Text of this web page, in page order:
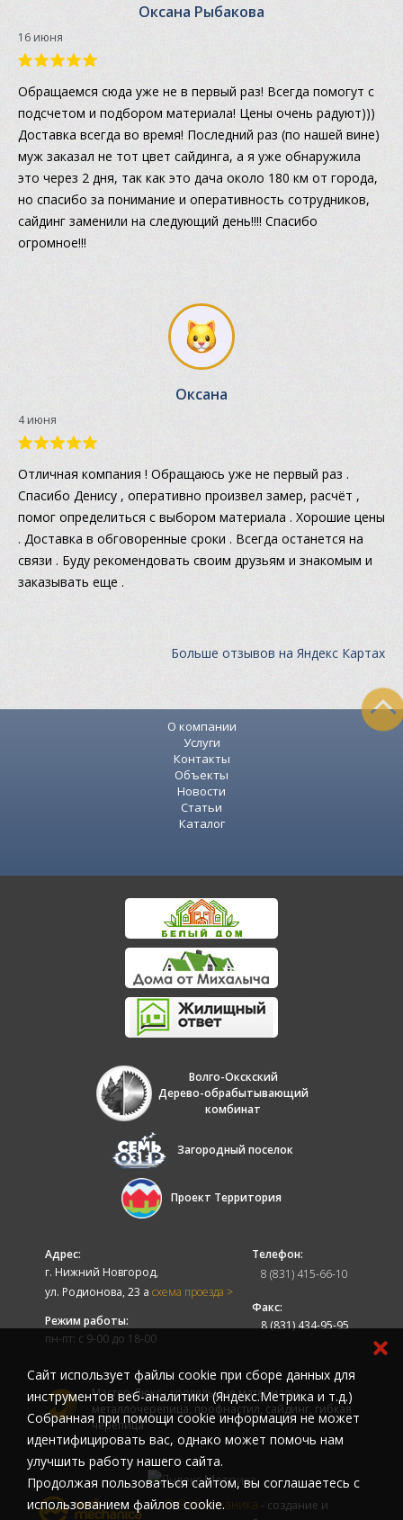
Оксана Рыбакова
16 июня
Обращаемся сюда уже не в первый раз! Всегда помогут с
подсчетом и подбором материала! Цены очень радуют)))
Доставка всегда во время! Последний раз (по нашей вине)
муж заказал не тот цвет сайдинга, а я уже обнаружила
это через 2 дня, так как это дача около 180 км от города,
но спасибо за понимание и оперативность сотрудников,
сайдинг заменили на следующий день!!!! Спасибо
огромное!!!
Оксана
4 июня
Отличная компания ! Обращаюсь уже не первый раз .
Спасибо Денису , оперативно произвел замер, расчёт ,
помог определиться с выбором материала . Хорошие цены
. Доставка в обговоренные сроки . Всегда останется на
связи . Буду рекомендовать своим друзьям и знакомым и
заказывать еще .
Больше отзывов на Яндекс Картах
О компании
Услуги
Контакты
Объекты
Новости
Статьи
Каталог
Волго-Окскский
Дерево-обрабытывающий
комбинат
Загородный поселок
Проект Территория
Адрес:
г. Нижний Новгород,
ул. Родионова, 23 а схема проезда >
Режим работы:
пн-пт: с 9-00 до 18-00
Телефон:
8 (831) 415-66-10
Факс:
8 (831) 434-95-95
Мастер-Люкс - кровельные материалы:
металлочерепица, профнастил, сайдинг, гибкая
черепица
© Вебмеханика - создание и
Cайт использует файлы cookie при сборе данных для
инструментов веб-аналитики (Яндекс.Метрика и т.д.)
Собранная при помощи cookie информация не может
идентифицировать вас, однако может помочь нам
улучшить работу нашего сайта.
Продолжая пользоваться сайтом, вы соглашаетесь с
использованием файлов cookie.